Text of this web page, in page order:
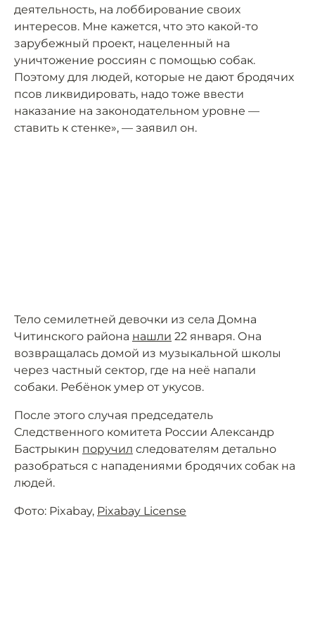
деятельность, на лоббирование своих
интересов. Мне кажется, что это какой-то
зарубежный проект, нацеленный на
уничтожение россиян с помощью собак.
Поэтому для людей, которые не дают бродячих
псов ликвидировать, надо тоже ввести
наказание на законодательном уровне —
ставить к стенке», — заявил он.
Тело семилетней девочки из села Домна
Читинского района нашли 22 января. Она
возвращалась домой из музыкальной школы
через частный сектор, где на неё напали
собаки. Ребёнок умер от укусов.
После этого случая председатель
Следственного комитета России Александр
Бастрыкин поручил следователям детально
разобраться с нападениями бродячих собак на
людей.
Фото: Pixabay, Pixabay License